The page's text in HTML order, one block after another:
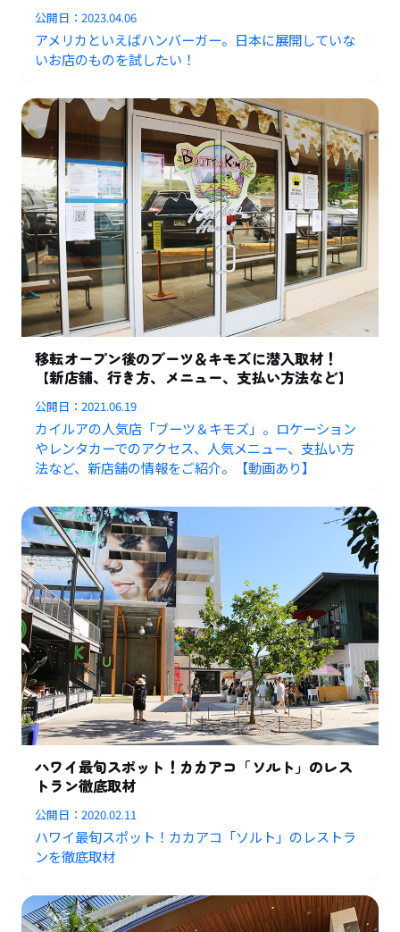
公開日：2023.04.06
アメリカといえばハンバーガー。日本に展開していな
いお店のものを試したい！
移転オープン後のブーツ＆キモズに潜入取材！
【新店舗、行き方、メニュー、支払い方法など】
公開日：2021.06.19
カイルアの人気店「ブーツ＆キモズ」。ロケーション
やレンタカーでのアクセス、人気メニュー、支払い方
法など、新店舗の情報をご紹介。【動画あり】
ハワイ最旬スポット！カカアコ「ソルト」のレス
トラン徹底取材
公開日：2020.02.11
ハワイ最旬スポット！カカアコ「ソルト」のレストラ
ンを徹底取材